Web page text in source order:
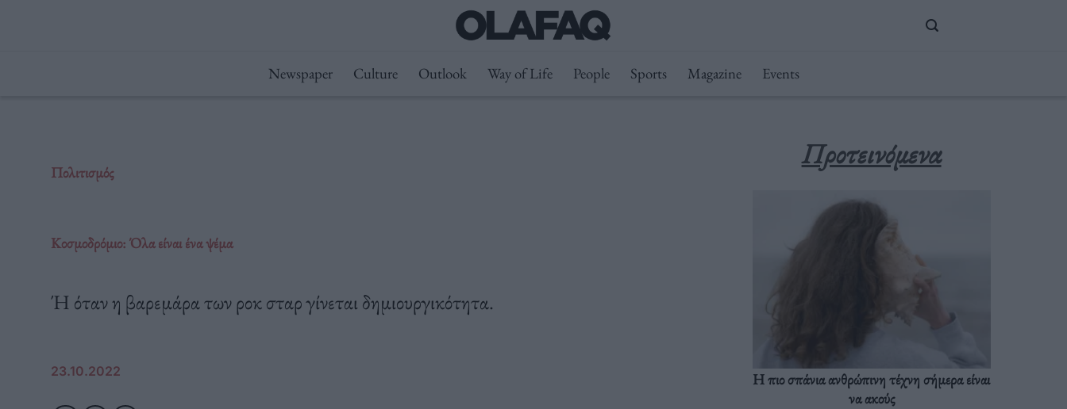
Newspaper Culture Outlook Way of Life People Sports Magazine Events
Πολιτισμός
Kοσμοδρόμιο: Όλα είναι ένα ψέμα
Ή όταν η βαρεμάρα των ροκ σταρ γίνεται δημιουργικότητα.
23.10.2022
Προτεινόμενα
Η πιο σπάνια ανθρώπινη τέχνη σήμερα είναι
να ακούς